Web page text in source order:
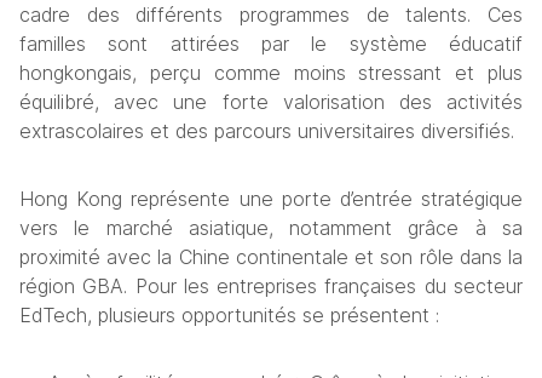
cadre des différents programmes de talents. Ces
familles sont attirées par le système éducatif
hongkongais, perçu comme moins stressant et plus
équilibré, avec une forte valorisation des activités
extrascolaires et des parcours universitaires diversifiés.
Hong Kong représente une porte d’entrée stratégique
vers le marché asiatique, notamment grâce à sa
proximité avec la Chine continentale et son rôle dans la
région GBA. Pour les entreprises françaises du secteur
EdTech, plusieurs opportunités se présentent :